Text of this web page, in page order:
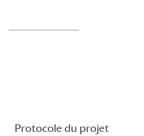
Protocole du projet